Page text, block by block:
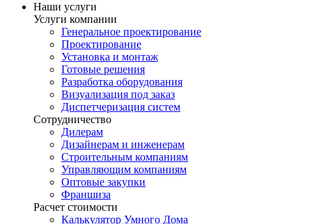
Наши услуги
Услуги компании
Генеральное проектирование
Проектирование
Установка и монтаж
Готовые решения
Разработка оборудования
Визуализация под заказ
Диспетчеризация систем
Сотрудничество
Дилерам
Дизайнерам и инженерам
Строительным компаниям
Управляющим компаниям
Оптовые закупки
Франшиза
Раcчет стоимости
Калькулятор Умного Дома